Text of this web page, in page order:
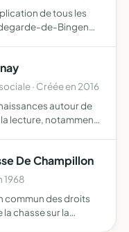
de tous les
de-Bingen
· Créée en 2016
autour de
lecture, notamment
De Champillon
1968
commun des droits
chasse sur la